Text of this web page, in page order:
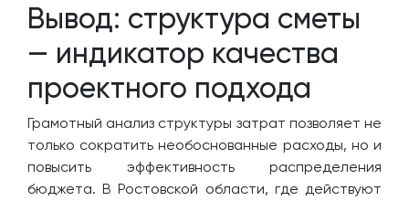
Вывод: структура сметы
— индикатор качества
проектного подхода
Грамотный анализ структуры затрат позволяет не
только сократить необоснованные расходы, но и
повысить эффективность распределения
бюджета. В Ростовской области, где действуют